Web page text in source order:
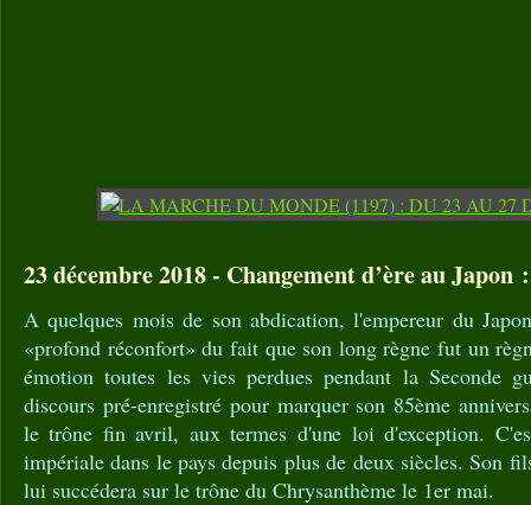
23 décembre 2018 - Changement d’ère au Japon :
A quelques mois de son abdication, l'empereur du
«profond réconfort» du fait que son long règne fut un
émotion toutes les vies perdues pendant la Seconde
discours pré-enregistré pour marquer son 85ème
le trône fin avril, aux termes d'une loi d'exception.
impériale dans le pays depuis plus de deux siècles. Son
lui succédera sur le trône du Chrysanthème le 1er mai.